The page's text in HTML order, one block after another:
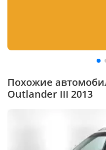
Похожие
Outlander III 2013